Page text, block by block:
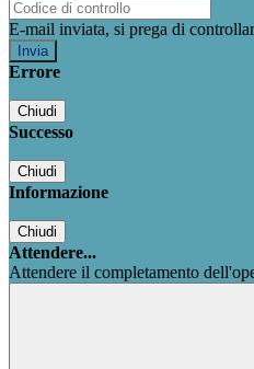
E-mail inviata, si prega di
Errore
Chiudi
Successo
Chiudi
Informazione
Chiudi
Attendere...
Attendere il completamento